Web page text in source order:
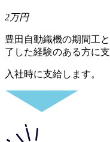
2万円
豊田自動織機の期間工
了した経験のある方に支
入社時に支給します。